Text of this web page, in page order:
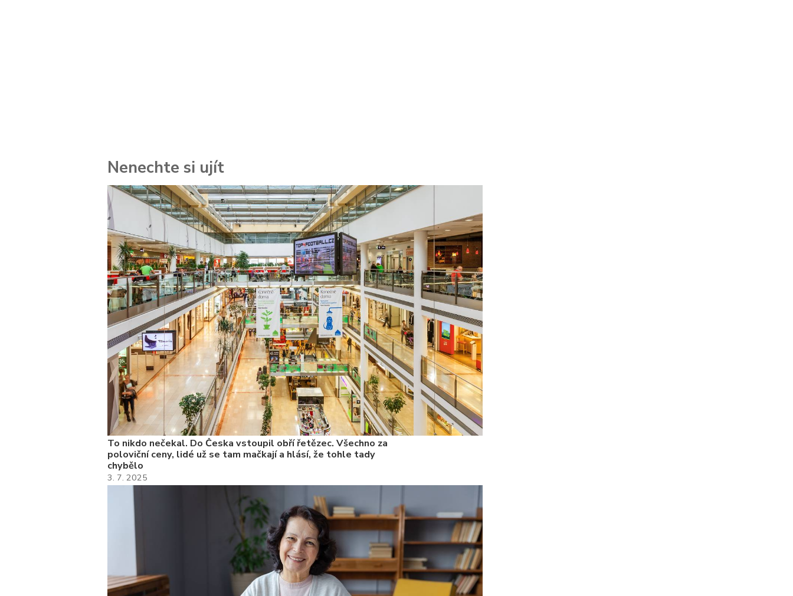
Nenechte si ujít
To nikdo nečekal. Do Česka vstoupil obří řetězec. Všechno za
poloviční ceny, lidé už se tam mačkají a hlásí, že tohle tady
chybělo
3. 7. 2025